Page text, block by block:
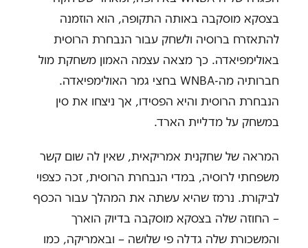
בצסקא מוסקבה באותה התקופה, הוא הוזמנה
להתאזרח ברוסיה ולשחק עבור הנבחרת הרוסית
באולימפיאדה. כך מצאה עצמה האמון משחקת מול
חברותיה מה-WNBA בחצי גמר האולימפיאדה.
הנבחרת הרוסית והיא הפסידו, אך ניצחו את סין
במשחק על מדליית הארד.
המראה של שחקנית אמריקאית, שאין לה שום קשר
משפחתי לרוסיה, במדי הנבחרת הרוסית, זכה כצפוי
לביקורת. נרמז שהיא עשתה את המהלך עבור הכסף
– החוזה שלה בצסקא מוסקבה בדיוק הוארך
והמשכורת שלה גדלה פי שלושה – ובאמריקה, כמו